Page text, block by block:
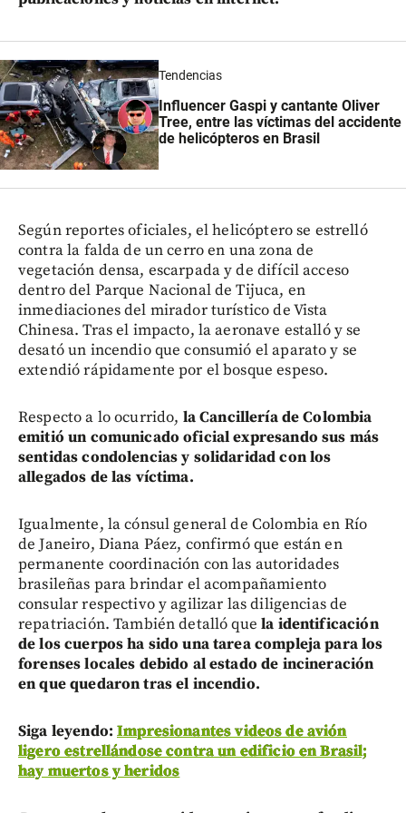
Tendencias
Influencer Gaspi y cantante Oliver
Tree, entre las víctimas del accidente
de helicópteros en Brasil
Según reportes oficiales, el helicóptero se estrelló
contra la falda de un cerro en una zona de
vegetación densa, escarpada y de difícil acceso
dentro del Parque Nacional de Tijuca, en
inmediaciones del mirador turístico de Vista
Chinesa. Tras el impacto, la aeronave estalló y se
desató un incendio que consumió el aparato y se
extendió rápidamente por el bosque espeso.
Respecto a lo ocurrido, la Cancillería de Colombia
emitió un comunicado oficial expresando sus más
sentidas condolencias y solidaridad con los
allegados de las víctima.
Igualmente, la cónsul general de Colombia en Río
de Janeiro, Diana Páez, confirmó que están en
permanente coordinación con las autoridades
brasileñas para brindar el acompañamiento
consular respectivo y agilizar las diligencias de
repatriación. También detalló quela identificación
de los cuerpos ha sido una tarea compleja para los
forenses locales debido al estado de incineración
en que quedaron tras el incendio.
Siga leyendo:Impresionantes videos de avión
ligero estrellándose contra un edificio en Brasil;
hay muertos y heridos